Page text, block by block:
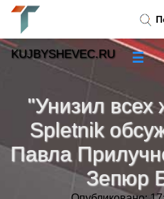
"Унизил
Spletnik
Павла
Зепюр
KUJBYSHEVEC.RU ☰
Новости
Тренды новостей »
Рубрики»
»